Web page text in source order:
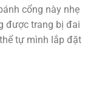
cổng này nhẹ
được trang bị đai
tự mình lắp đặt